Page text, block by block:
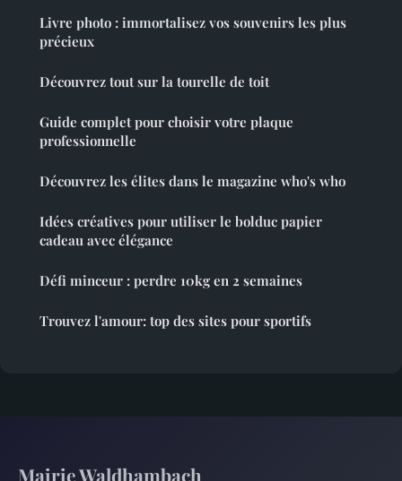
Livre photo : immortalisez vos souvenirs les plus
précieux
Découvrez tout sur la tourelle de toit
Guide complet pour choisir votre plaque
professionnelle
Découvrez les élites dans le magazine who's who
Idées créatives pour utiliser le bolduc papier
cadeau avec élégance
Défi minceur : perdre 10kg en 2 semaines
Trouvez l'amour: top des sites pour sportifs
Mairie Waldhambach